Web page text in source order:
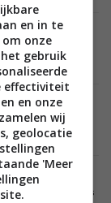
te halen
Controller-
gamecontrollers
en in te
om onze
gebruik
effectiviteit
en onze
wij
geolocatie
'Meer